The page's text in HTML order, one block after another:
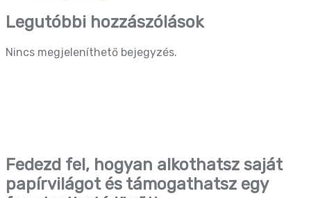
Legutóbbi hozzászólások
Nincs megjeleníthető bejegyzés.
Fedezd fel, hogyan alkothatsz saját
papírvilágot és támogathatsz egy